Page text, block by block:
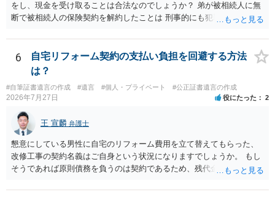
をし、現金を受け取ることは合法なのでしょうか？ 弟が被相続人に無
断で被相続人の保険契約を解約したことは 刑事的にも犯罪となる可能
された書類のコピーを取得して、弁護士に面談で詳しい事情を話して
相談 されたら良いと思います。
6
自宅リフォーム契約の支払い負担を回避する方法
は？
#自筆証書遺言の作成 #遺言 #個人・プライベート #公正証書遺言の作成
2026年7月27日 役にたった 2
王 宣麟 弁護士
懇意にしている男性に自宅のリフォーム費用を立て替えてもらった、
改修工事の契約名義はご自身という状況になりますでしょうか。 もし
そうであれば原則債務を負うのは契約であるため、残代金を捻出して
ます。 入籍した場合でも、原則契約者が単独で全ての債務を負うこと